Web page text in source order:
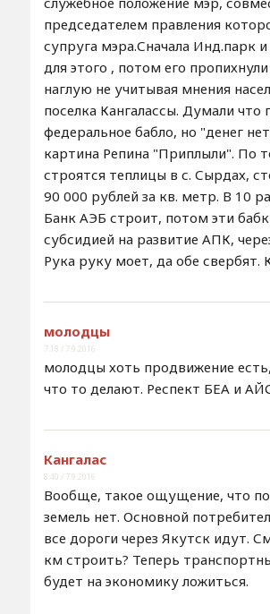
председателем правления
супруга мэра.Сначала Инд.парк и
для этого , потом его
наглую не учитывая мнения
поселка Кангалассы. Думали что
федеральное бабло, но "денег
картина Репина "Приплыли". По
строятся теплицы в с. Сырдах,
90 000 рублей за кв. метр. В 10
Банк АЭБ строит, потом эти
субсидией на развитие АПК,
Рука руку моет, да обе свербят.
молодцы
7:18 / 7.9.2016
молодцы хоть продвижение
что то делают. Респект БЕА и
Кангалас
8:40 / 7.9.2016
Вообще, такое ощущение, что
земель нет. Основной
все дороги через Якутск идут.
км строить? Теперь
будет на экономику ложиться.